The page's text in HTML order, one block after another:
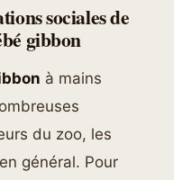
sociales de
gibbon
à mains
du zoo, les
général. Pour